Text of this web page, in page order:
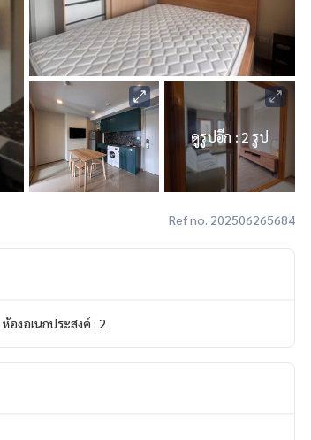
ดูรูปอีก : 2 รูป
Ref no. 202506265684
ห้องอเนกประสงค์ : 2